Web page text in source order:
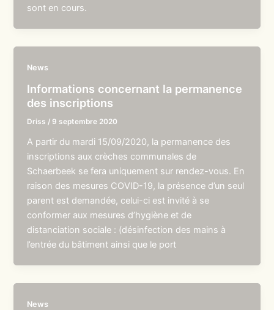
sont en cours.
News
Informations concernant la permanence
des inscriptions
Driss / 9 septembre 2020
A partir du mardi 15/09/2020, la permanence des
inscriptions aux crèches communales de
Schaerbeek se fera uniquement sur rendez-vous. En
raison des mesures COVID-19, la présence d’un seul
parent est demandée, celui-ci est invité à se
conformer aux mesures d’hygiène et de
distanciation sociale : (désinfection des mains à
l’entrée du bâtiment ainsi que le port
News